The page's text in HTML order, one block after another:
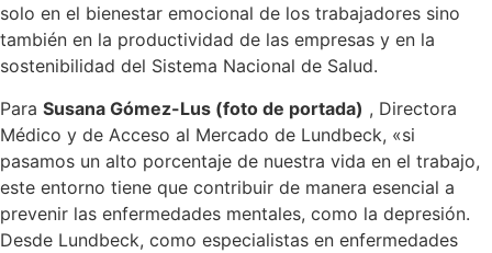
solo en el bienestar emocional de los trabajadores sino
también en la productividad de las empresas y en la
sostenibilidad del Sistema Nacional de Salud.
Para Susana Gómez-Lus (foto de portada) , Directora
Médico y de Acceso al Mercado de Lundbeck, «si
pasamos un alto porcentaje de nuestra vida en el trabajo,
este entorno tiene que contribuir de manera esencial a
prevenir las enfermedades mentales, como la depresión.
Desde Lundbeck, como especialistas en enfermedades